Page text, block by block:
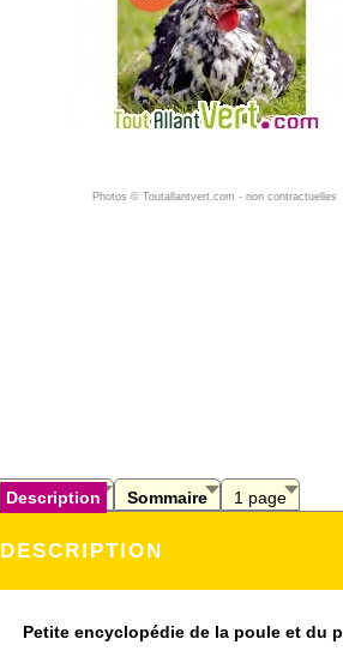
Photos © Toutallantvert.com - non contractuelles
Description Sommaire 1 page
DESCRIPTION
Petite encyclopédie de la poule et du